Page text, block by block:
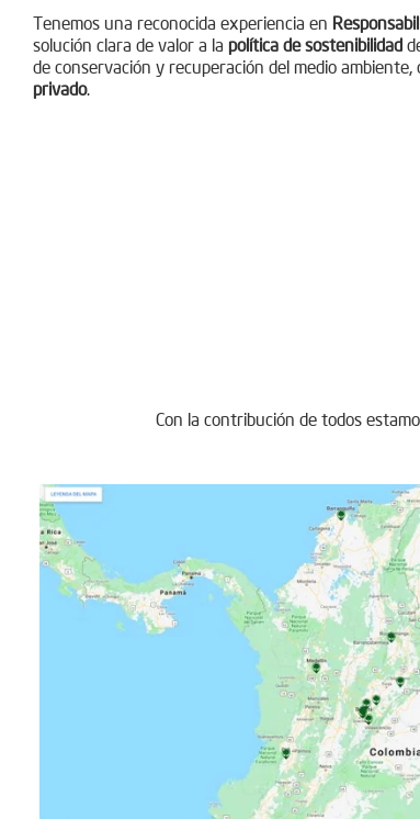
Tenemos una reconocida experiencia en
solución clara de valor a la política de sostenibilidad
de conservación y recuperación del medio ambiente,
privado.
Con la contribución de todos